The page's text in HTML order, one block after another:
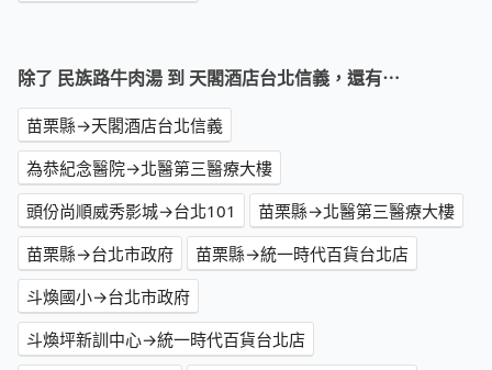
除了 民族路牛肉湯 到 天閣酒店台北信義，還有⋯
苗栗縣→天閣酒店台北信義
為恭紀念醫院→北醫第三醫療大樓
頭份尚順威秀影城→台北101
苗栗縣→北醫第三醫療大樓
苗栗縣→台北市政府
苗栗縣→統一時代百貨台北店
斗煥國小→台北市政府
斗煥坪新訓中心→統一時代百貨台北店